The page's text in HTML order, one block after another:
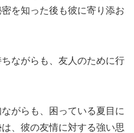
を知った後も彼に寄り添お
ながらも、友人のために行
がらも、困っている夏目に
、彼の友情に対する強い思